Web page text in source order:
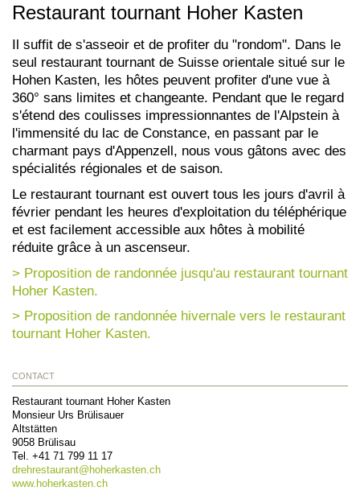
Restaurant tournant Hoher Kasten
Il suffit de s'asseoir et de profiter du "rondom". Dans le
seul restaurant tournant de Suisse orientale situé sur le
Hohen Kasten, les hôtes peuvent profiter d'une vue à
360° sans limites et changeante. Pendant que le regard
s'étend des coulisses impressionnantes de l'Alpstein à
l'immensité du lac de Constance, en passant par le
charmant pays d'Appenzell, nous vous gâtons avec des
spécialités régionales et de saison.
Le restaurant tournant est ouvert tous les jours d'avril à
février pendant les heures d'exploitation du téléphérique
et est facilement accessible aux hôtes à mobilité
réduite grâce à un ascenseur.
> Proposition de randonnée jusqu'au restaurant tournant
Hoher Kasten.
> Proposition de randonnée hivernale vers le restaurant
tournant Hoher Kasten.
CONTACT
Restaurant tournant Hoher Kasten
Monsieur Urs Brülisauer
Altstätten
9058 Brülisau
Tel. +41 71 799 11 17
drehrestaurant@ hoherkasten.ch
www.hoherkasten.ch